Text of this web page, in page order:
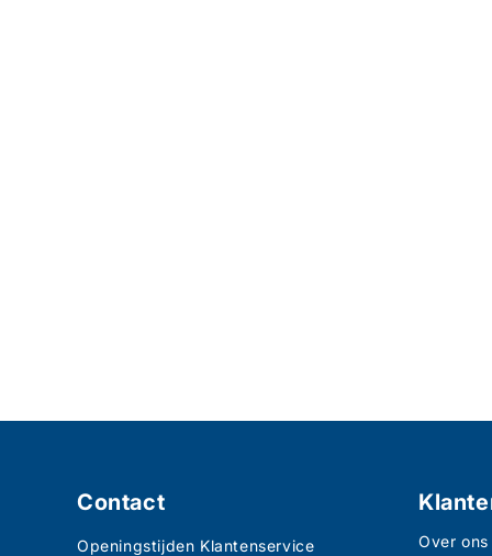
Contact
Openingstijden Klantenservice
Over ons